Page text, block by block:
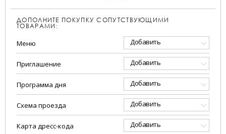
ДОПОЛНИТЕ ПОКУПКУ СОПУТСТВУЮЩИМИ
ТОВАРАМИ:
Меню Добавить
Приглашение Добавить
Программа дня Добавить
Схема проезда Добавить
Карта дресс-кода Добавить